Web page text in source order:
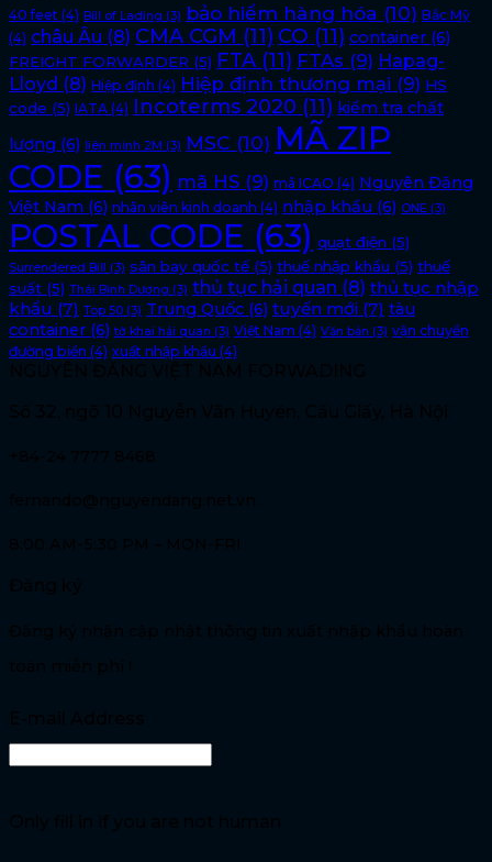
40 feet (4) Bill of Lading (3) bảo hiểm hàng hóa (10) Bắc Mỹ
(4) châu Âu (8) CMA CGM (11) CO (11) container (6)
FREIGHT FORWARDER (5) FTA (11) FTAs (9) Hapag-
Lloyd (8) Hiệp định (4) Hiệp định thương mại (9) HS
code (5) IATA (4) Incoterms 2020 (11) kiểm tra chất
lượng (6) liên minh 2M (3) MSC (10) MÃ ZIP
CODE (63) mã HS (9) mã ICAO (4) Nguyên Đăng
Việt Nam (6) nhân viên kinh doanh (4) nhập khẩu (6) ONE (3)
POSTAL CODE (63) quạt điện (5)
Surrendered Bill (3) sân bay quốc tế (5) thuế nhập khẩu (5) thuế
suất (5) Thái Bình Dương (3) thủ tục hải quan (8) thủ tục nhập
khẩu (7) Top 50 (3) Trung Quốc (6) tuyến mới (7) tàu
container (6) tờ khai hải quan (3) Việt Nam (4) Văn bản (3) vận chuyển
đường biển (4) xuất nhập khẩu (4)